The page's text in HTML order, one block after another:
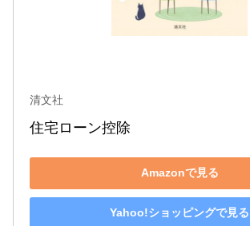
清文社
住宅ローン控除
Amazonで見る
Yahoo!ショッピングで見る